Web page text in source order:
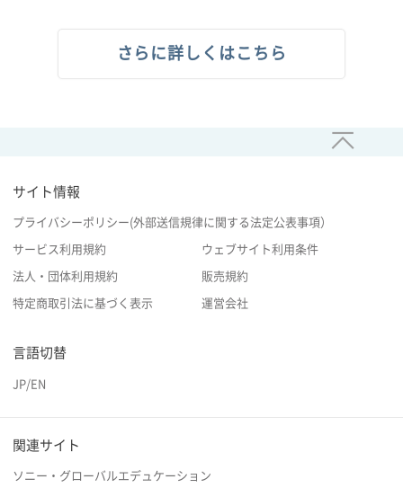
さらに詳しくはこちら
サイト情報
プライバシーポリシー(外部送信規律に関する法定公表事項）
サービス利用規約 ウェブサイト利用条件
法人・団体利用規約 販売規約
特定商取引法に基づく表示 運営会社
言語切替
JP/EN
関連サイト
ソニー・グローバルエデュケーション